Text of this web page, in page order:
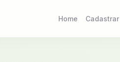
Home Cadastrar